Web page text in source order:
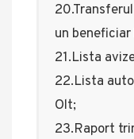
un
21.Lista
22.Lista
Olt;
23.Raport